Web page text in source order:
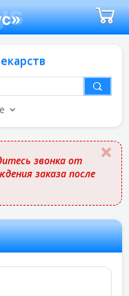
звонка от
заказа после